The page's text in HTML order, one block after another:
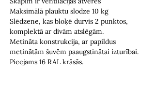
Maksimālā plauktu slodze 10 kg
Slēdzene, kas bloķē durvis 2 punktos,
komplektā ar divām atslēgām.
Metināta konstrukcija, ar papildus
metinātām šuvēm paaugstinātai izturībai.
Pieejams 16 RAL krāsās.